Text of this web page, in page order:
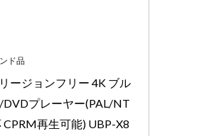
ド品
ージョンフリー 4K ブル
DVDプレーヤー(PAL/NT
CPRM再生可能) UBP-X8